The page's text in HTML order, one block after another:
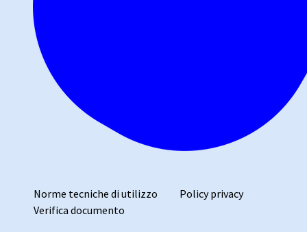
Norme tecniche di utilizzo
Policy privacy
Verifica documento